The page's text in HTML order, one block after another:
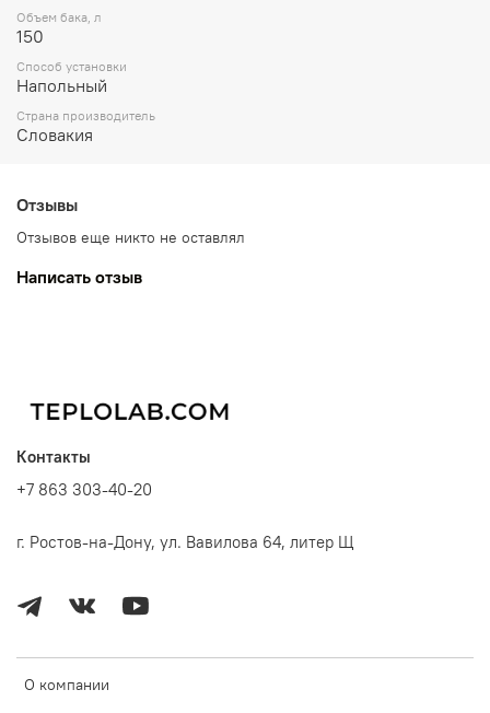
Объем бака, л
150
Способ установки
Напольный
Страна производитель
Словакия
Отзывы
Отзывов еще никто не оставлял
Написать отзыв
О компании
Контакты
+7 863 303-40-20
г. Ростов-на-Дону, ул. Вавилова 64, литер Щ